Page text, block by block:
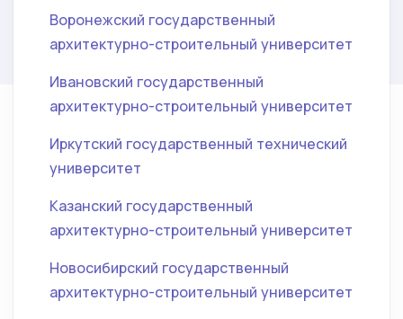
Воронежский государственный
архитектурно-строительный университет
Ивановский государственный
архитектурно-строительный университет
Иркутский государственный технический
университет
Казанский государственный
архитектурно-строительный университет
Новосибирский государственный
архитектурно-строительный университет